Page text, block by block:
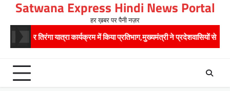
content
Satwana Express Hindi News Portal
हर ख़बर पर पैनी नज़र
घर तिरंगा यात्रा कार्यक्रम में किया प्रतिभाग,मुख्यमंत्री ने प्रदेशवासियों से